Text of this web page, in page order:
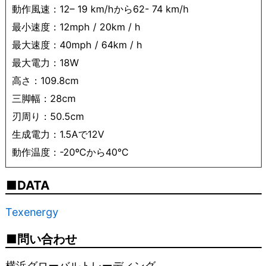
動作風速：12– 19 km/hから62- 74 km/h
最小速度：12mph / 20km / h
最大速度：40mph / 64km / h
最大電力：18W
高さ：109.8cm
三脚幅：28cm
刃周り：50.5cm
生成電力：1.5Aで12V
動作温度：-20ºCから40°C‬
DATA
Texenergy
問い合わせ